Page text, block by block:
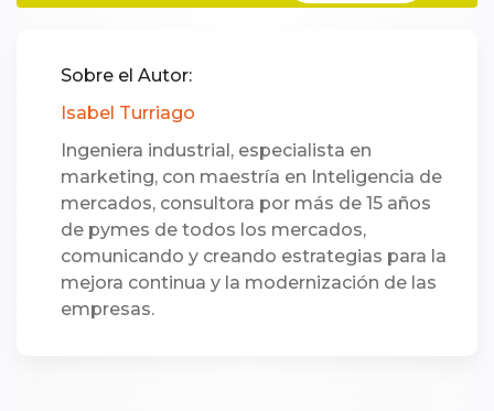
Sobre el Autor:
Isabel Turriago
Ingeniera industrial, especialista en
marketing, con maestría en Inteligencia de
mercados, consultora por más de 15 años
de pymes de todos los mercados,
comunicando y creando estrategias para la
mejora continua y la modernización de las
empresas.